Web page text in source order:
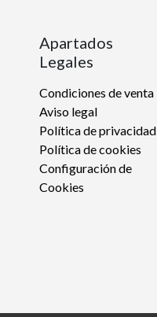
Apartados
Legales
Condiciones de venta
Aviso legal
Política de privacidad
Política de cookies
Configuración de
Cookies